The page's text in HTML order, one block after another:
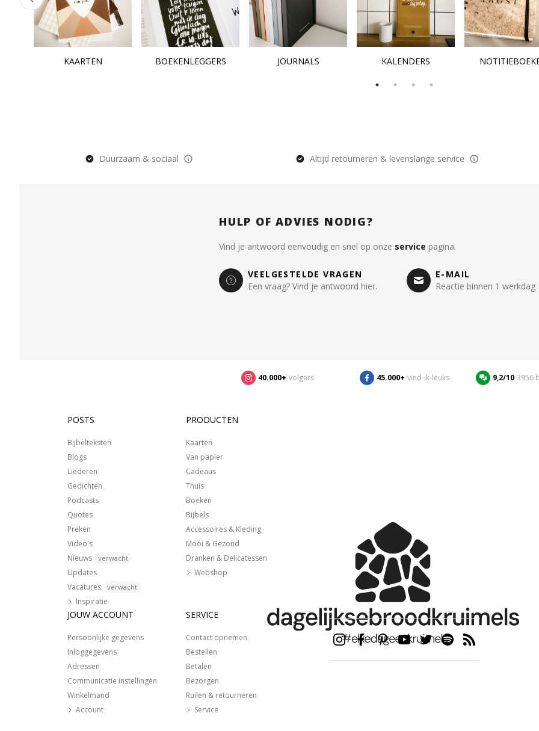
KAARTEN BOEKENLEGGERS JOURNALS KALENDERS
Duurzaam & sociaal Altijd retourneren & levenslange service
HULP OF ADVIES NODIG?
Vind je antwoord eenvoudig en snel op onze service pagina.
VEELGESTELDE VRAGEN
Een vraag? Vind je antwoord hier.
E-MAIL
Reactie binnen 1 werkdag
40.000+ volgers 45.000+ vind-ik-leuks 9,2/10 3956
POSTS
Bijbelteksten
Blogs
Liederen
Gedichten
Podcasts
Quotes
Preken
Video's
Nieuws
verwacht
Updates
Vacatures
verwacht
Inspiratie
PRODUCTEN
Kaarten
Van papier
Cadeaus
Thuis
Boeken
Bijbels
Accessoires & Kleding
Mooi & Gezond
Dranken & Delicatessen
Webshop
JOUW ACCOUNT
Persoonlijke gegevens
Inloggegevens
Adressen
Communicatie instellingen
Winkelmand
Account
SERVICE
Contact opnemen
Bestellen
Betalen
Bezorgen
Ruilen & retourneren
Service